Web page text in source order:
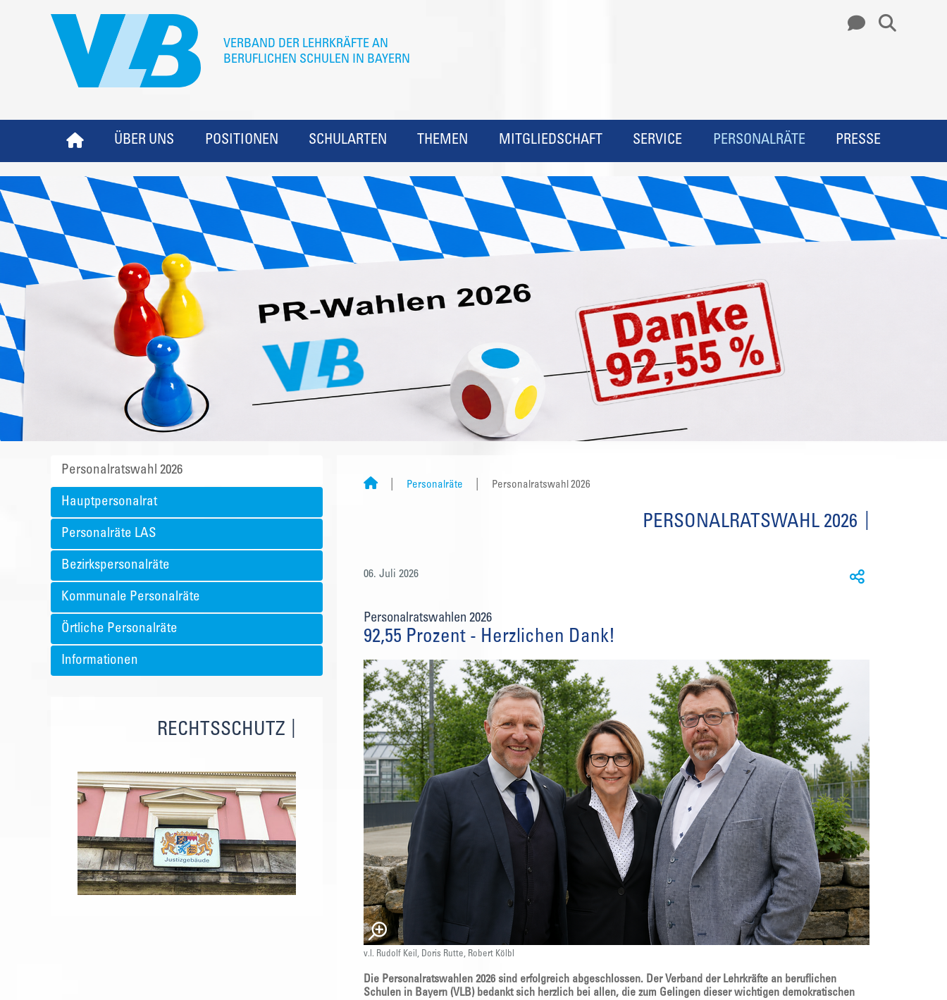
ÜBER UNS POSITIONEN SCHULARTEN THEMEN MITGLIEDSCHAFT SERVICE PERSONALRÄTE PRESSE
Personalratswahl 2026
Hauptpersonalrat
Personalräte LAS
Bezirkspersonalräte
Kommunale Personalräte
Örtliche Personalräte
Informationen
RECHTSSCHUTZ
Personalräte Personalratswahl 2026
PERSONALRATSWAHL 2026
06. Juli 2026
Personalratswahlen 2026
92,55 Prozent - Herzlichen Dank!
v.l. Rudolf Keil, Doris Rutte, Robert Kölbl
Die Personalratswahlen 2026 sind erfolgreich abgeschlossen. Der Verband der Lehrkräfte an beruflichen
Schulen in Bayern (VLB) bedankt sich herzlich bei allen, die zum Gelingen dieser wichtigen demokratischen